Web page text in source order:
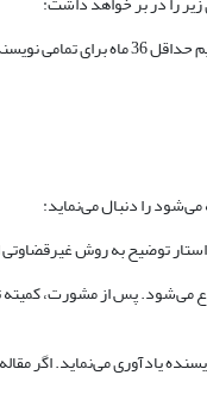
(الف) رد فوری مقاله متخلف، (ب) رد فوری هر مقاله دیگری که
را دنبال می‌نماید:
می‌شود. پس از مشورت،
یادآوری می‌نماید. اگر